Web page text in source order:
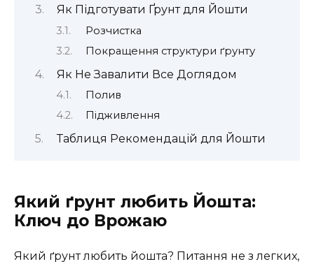
Як Підготувати Ґрунт для Йошти
Розчистка
Покращення структури ґрунту
Як Не Завалити Все Доглядом
Полив
Підживлення
Таблиця Рекомендацій для Йошти
Який ґрунт любить Йошта:
Ключ до Врожаю
Який ґрунт любить йошта? Питання не з легких,